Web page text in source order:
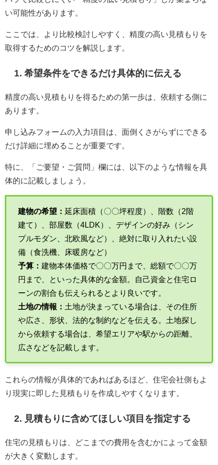
い可能性があります。
ここでは、より比較検討しやすく、精度の高い見積もりを
取得するためのコツを解説します。
1. 希望条件をできるだけ具体的に伝える
精度の高い見積もりを得るための第一歩は、依頼する側に
あります。
申し込みフォームの入力項目は、面倒くさがらずにできる
だけ詳細に埋めることが重要です。
特に、「ご要望・ご質問」欄には、以下のような情報を具
体的に記載しましょう。
建物の希望： 延床面積（〇〇坪程度）、階数（2階
建て）、部屋数（4LDK）、デザインの好み（シン
プルモダン、北欧風など）、絶対に取り入れたい設
備（食洗機、床暖房など）
予算： 建物本体価格で〇〇万円まで、総額で〇〇万
円まで、といった具体的な金額。自己資金と住宅ロ
ーンの割合も伝えられるとより良いです。
土地の情報： 土地が決まっている場合は、その住所
や広さ、形状、法的な制約などを伝える。土地探し
から依頼する場合は、希望エリアや駅からの距離、
広さなどを記載します。
これらの情報が具体的であればあるほど、住宅会社側もよ
り現実に即した見積もりを作成しやすくなります。
2. 見積もりに含めてほしい項目を指定する
住宅の見積もりは、どこまでの費用を含むかによって金額
が大きく変動します。